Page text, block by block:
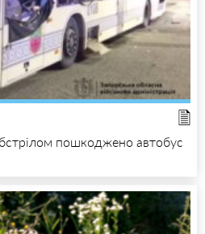
пошкоджено автобус